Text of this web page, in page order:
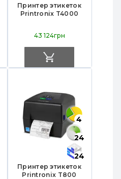
Принтер этикеток
Printronix T4000
43 124грн
4
24
24
Принтер этикеток
Printronix T800